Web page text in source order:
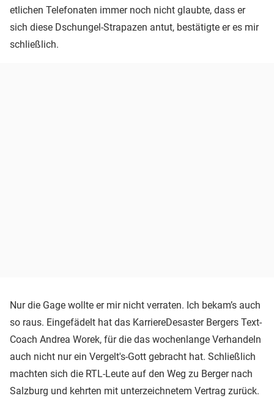
etlichen Telefonaten immer noch nicht glaubte, dass er
sich diese Dschungel-Strapazen antut, bestätigte er es mir
schließlich.
Nur die Gage wollte er mir nicht verraten. Ich bekam’s auch
so raus. Eingefädelt hat das KarriereDesaster Bergers Text-
Coach Andrea Worek, für die das wochenlange Verhandeln
auch nicht nur ein Vergelt's-Gott gebracht hat. Schließlich
machten sich die RTL-Leute auf den Weg zu Berger nach
Salzburg und kehrten mit unterzeichnetem Vertrag zurück.